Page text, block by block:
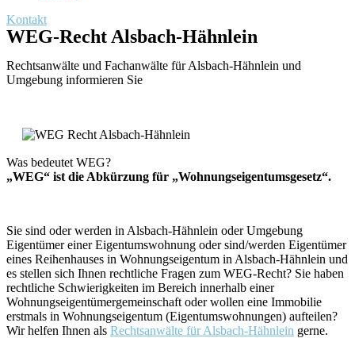
Kontakt
WEG-Recht Alsbach-Hähnlein
Rechtsanwälte und Fachanwälte für Alsbach-Hähnlein und
Umgebung informieren Sie
Was bedeutet WEG?
„WEG“ ist die Abkürzung für „Wohnungseigentumsgesetz“.
Sie sind oder werden in Alsbach-Hähnlein oder Umgebung
Eigentümer einer Eigentumswohnung oder sind/werden Eigentümer
eines Reihenhauses in Wohnungseigentum in Alsbach-Hähnlein und
es stellen sich Ihnen rechtliche Fragen zum WEG-Recht? Sie haben
rechtliche Schwierigkeiten im Bereich innerhalb einer
Wohnungseigentümergemeinschaft oder wollen eine Immobilie
erstmals in Wohnungseigentum (Eigentumswohnungen) aufteilen?
Wir helfen Ihnen als Rechtsanwälte für Alsbach-Hähnlein gerne.